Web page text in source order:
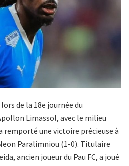
de la 18e journée du
Limassol, avec le milieu
remporté une victoire précieuse à
Paralimniou (1-0). Titulaire
ancien joueur du Pau FC, a joué